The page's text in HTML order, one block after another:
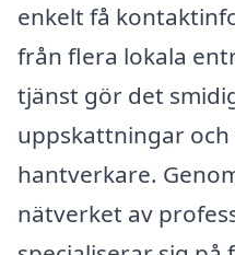
enkelt få
från flera lokala
tjänst gör det
uppskattningar och
hantverkare.
nätverket av